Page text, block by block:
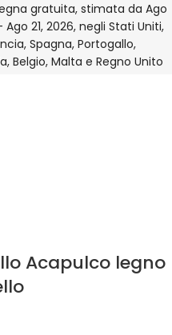
gratuita, stimata da Ago
Ago 21, 2026, negli Stati Uniti,
Spagna, Portogallo,
Belgio, Malta e Regno Unito
Acapulco legno